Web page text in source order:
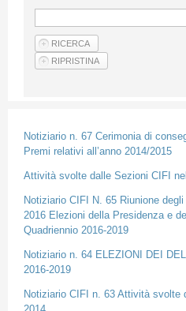
Privacy & Policy
Articles
Notiziario n. 67 Cerimonia di
Premi relativi all’anno 2014/2015
Attività svolte dalle Sezioni CIFI
Notiziario CIFI N. 65 Riunione
2016 Elezioni della Presidenza e
Quadriennio 2016-2019
Notiziario n. 64 ELEZIONI DEI
2016-2019
Notiziario CIFI n. 63 Attività svolte